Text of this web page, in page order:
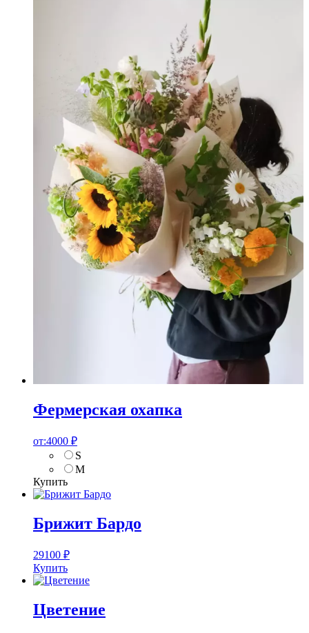
Фермерская охапка
от:4000 ₽
S
M
Купить
Брижит Бардо
29100 ₽
Купить
Цветение